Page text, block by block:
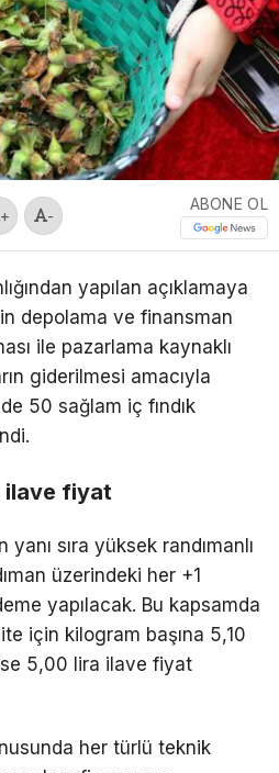
+ -
ABONE OL
yapılan açıklamaya
depolama ve finansman
ile pazarlama kaynaklı
giderilmesi amacıyla
50 sağlam iç fındık
ilave fiyat
sıra yüksek randımanlı
üzerindeki her +1
yapılacak. Bu kapsamda
için kilogram başına 5,10
5,00 lira ilave fiyat
her türlü teknik